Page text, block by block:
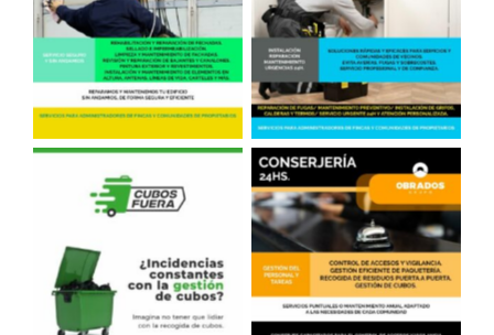
Trabajos Verticales
Fontanero, comunidades
de vecinos
Sacar Cubos Conserjería